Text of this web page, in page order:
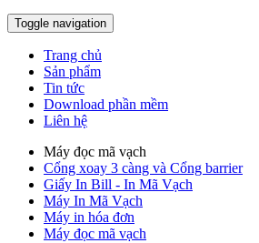
Toggle navigation
Trang chủ
Sản phẩm
Tin tức
Download phần mềm
Liên hệ
Máy đọc mã vạch
Cổng xoay 3 càng và Cổng barrier
Giấy In Bill - In Mã Vạch
Máy In Mã Vạch
Máy in hóa đơn
Máy đọc mã vạch